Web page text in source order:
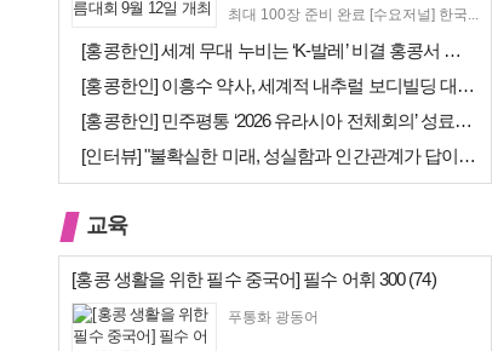
최대 100장 준비 완료 [수요저널] 한국...
[홍콩한인] 세계 무대 누비는 ‘K-발레’ 비결 홍콩서 연다… 정발레스튜…
[홍콩한인] 이흥수 약사, 세계적 내추럴 보디빌딩 대회 WNBF 홍콩서 …
[홍콩한인] 민주평통 ‘2026 유라시아 전체회의’ 성료… 이재명 대통령…
[인터뷰] "불확실한 미래, 성실함과 인간관계가 답이다"… 최강욱 한은 …
교육
[홍콩 생활을 위한 필수 중국어] 필수 어휘 300 (74)
푸통화 광동어